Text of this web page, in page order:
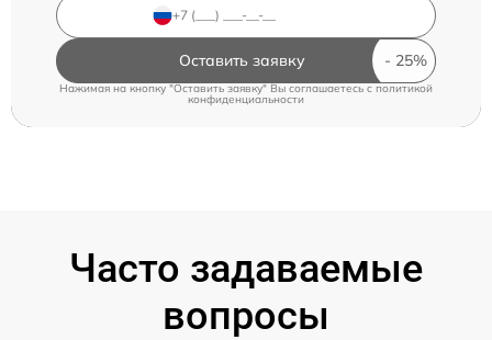
Оставить заявку
Нажимая на кнопку "Оставить заявку" Вы соглашаетесь cполитикой
конфиденциальности
Часто задаваемые
вопросы